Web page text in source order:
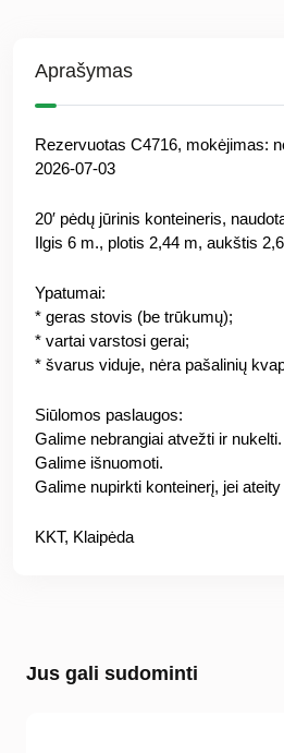
Aprašymas
Rezervuotas C4716, mokėjimas:
2026-07-03
20′ pėdų jūrinis konteineris,
Ilgis 6 m., plotis 2,44 m, aukštis
Ypatumai:
* geras stovis (be trūkumų);
* vartai varstosi gerai;
* švarus viduje, nėra pašalinių
Siūlomos paslaugos:
Galime nebrangiai atvežti ir nukelti.
Galime išnuomoti.
Galime nupirkti konteinerį, jei
KKT, Klaipėda
Jus gali sudominti